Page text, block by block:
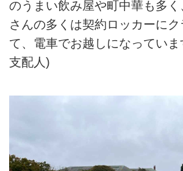
のうまい飲み屋や町中華も多
さんの多くは契約ロッカーに
て、電車でお越しになってい
支配人)